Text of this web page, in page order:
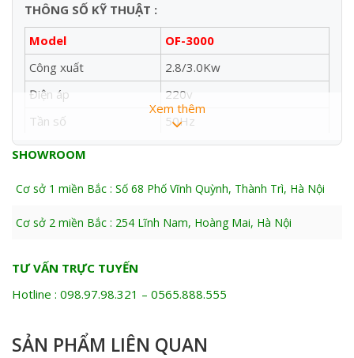
THÔNG SỐ KỸ THUẬT :
Model
OF-3000
Công xuất
2.8/3.0Kw
Điện áp
220v
Tần số
50Hz
Kiểu khởi động
Giật nổ/ Đề nổ ác quy
củ phát SENCI – 190x132mm
Màn hình
Màn điện tử 3 in 1
Xem thêm
SHOWROOM
Cơ sở 1 miền Bắc : Số 68 Phố Vĩnh Quỳnh, Thành Trì, Hà Nội
Cơ sở 2 miền Bắc : 254 Lĩnh Nam, Hoàng Mai, Hà Nội
TƯ VẤN TRỰC TUYẾN
Hotline : 098.97.98.321 – 0565.888.555
SẢN PHẨM LIÊN QUAN